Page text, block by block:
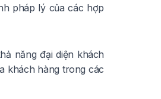
pháp lý của các hợp
năng đại diện khách
khách hàng trong các